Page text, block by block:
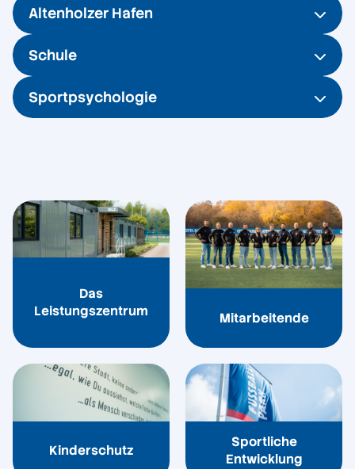
Altenholzer Hafen
Schule
Sportpsychologie
Das
Leistungszentrum
Mitarbeitende
Kinderschutz
Sportliche
Entwicklung